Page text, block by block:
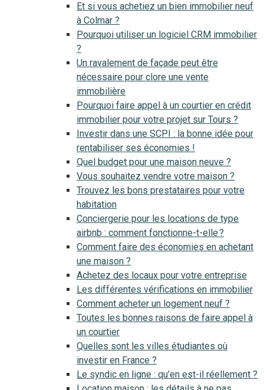
Et si vous achetiez un bien immobilier neuf
à Colmar ?
Pourquoi utiliser un logiciel CRM immobilier
?
Un ravalement de façade peut être
nécessaire pour clore une vente
immobilière
Pourquoi faire appel à un courtier en crédit
immobilier pour votre projet sur Tours ?
Investir dans une SCPI : la bonne idée pour
rentabiliser ses économies !
Quel budget pour une maison neuve ?
Vous souhaitez vendre votre maison ?
Trouvez les bons prestataires pour votre
habitation
Conciergerie pour les locations de type
airbnb : comment fonctionne-t-elle ?
Comment faire des économies en achetant
une maison ?
Achetez des locaux pour votre entreprise
Les différentes vérifications en immobilier
Comment acheter un logement neuf ?
Toutes les bonnes raisons de faire appel à
un courtier
Quelles sont les villes étudiantes où
investir en France ?
Le syndic en ligne : qu’en est-il réellement ?